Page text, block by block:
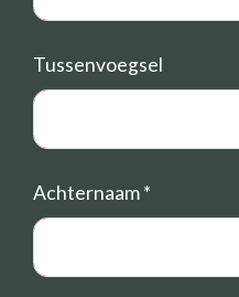
Tussenvoegsel
Achternaam*